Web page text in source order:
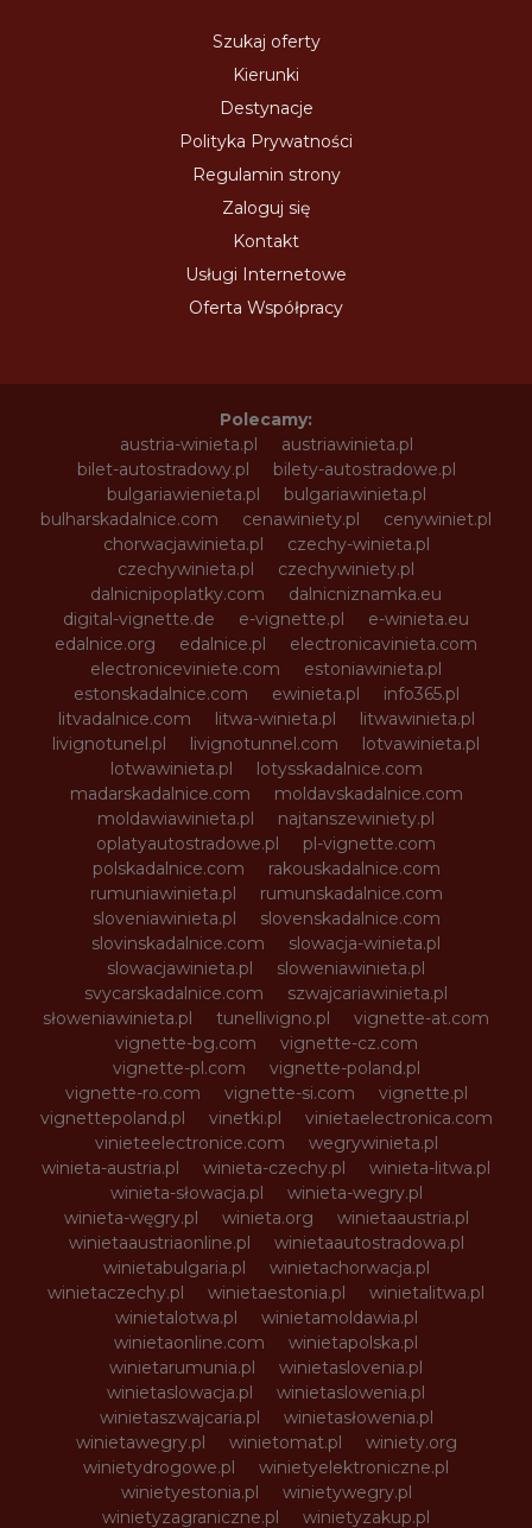
Szukaj oferty
Kierunki
Destynacje
Polityka Prywatności
Regulamin strony
Zaloguj się
Kontakt
Usługi Internetowe
Oferta Współpracy
Polecamy:
austria-winieta.pl
austriawinieta.pl
bilet-autostradowy.pl
bilety-autostradowe.pl
bulgariawienieta.pl
bulgariawinieta.pl
bulharskadalnice.com
cenawiniety.pl
cenywiniet.pl
chorwacjawinieta.pl
czechy-winieta.pl
czechywinieta.pl
czechywiniety.pl
dalnicnipoplatky.com
dalnicniznamka.eu
digital-vignette.de
e-vignette.pl
e-winieta.eu
edalnice.org
edalnice.pl
electronicavinieta.com
electroniceviniete.com
estoniawinieta.pl
estonskadalnice.com
ewinieta.pl
info365.pl
litvadalnice.com
litwa-winieta.pl
litwawinieta.pl
livignotunel.pl
livignotunnel.com
lotvawinieta.pl
lotwawinieta.pl
lotysskadalnice.com
madarskadalnice.com
moldavskadalnice.com
moldawiawinieta.pl
najtanszewiniety.pl
oplatyautostradowe.pl
pl-vignette.com
polskadalnice.com
rakouskadalnice.com
rumuniawinieta.pl
rumunskadalnice.com
sloveniawinieta.pl
slovenskadalnice.com
slovinskadalnice.com
slowacja-winieta.pl
slowacjawinieta.pl
sloweniawinieta.pl
svycarskadalnice.com
szwajcariawinieta.pl
słoweniawinieta.pl
tunellivigno.pl
vignette-at.com
vignette-bg.com
vignette-cz.com
vignette-pl.com
vignette-poland.pl
vignette-ro.com
vignette-si.com
vignette.pl
vignettepoland.pl
vinetki.pl
vinietaelectronica.com
vinieteelectronice.com
wegrywinieta.pl
winieta-austria.pl
winieta-czechy.pl
winieta-litwa.pl
winieta-słowacja.pl
winieta-wegry.pl
winieta-węgry.pl
winieta.org
winietaaustria.pl
winietaaustriaonline.pl
winietaautostradowa.pl
winietabulgaria.pl
winietachorwacja.pl
winietaczechy.pl
winietaestonia.pl
winietalitwa.pl
winietalotwa.pl
winietamoldawia.pl
winietaonline.com
winietapolska.pl
winietarumunia.pl
winietaslovenia.pl
winietaslowacja.pl
winietaslowenia.pl
winietaszwajcaria.pl
winietasłowenia.pl
winietawegry.pl
winietomat.pl
winiety.org
winietydrogowe.pl
winietyelektroniczne.pl
winietyestonia.pl
winietywegry.pl
winietyzagraniczne.pl
winietyzakup.pl